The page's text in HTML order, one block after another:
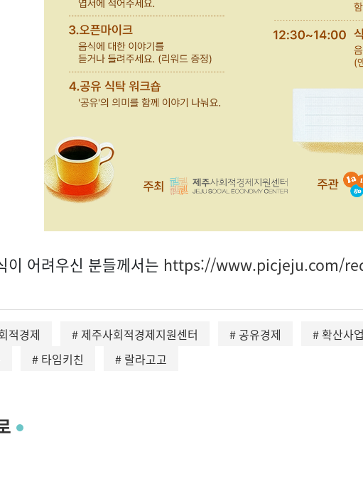
이 어려우신 분들께서는 https://www.picjeju.com/
적경제 # 제주사회적경제지원센터 # 공유경제 # 확산사업
# 타임키친 # 랄라고고